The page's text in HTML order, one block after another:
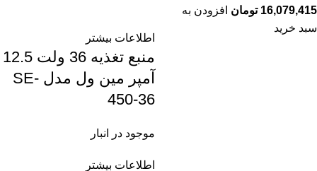
16,079,415 تومان افزودن به
سبد خرید
اطلاعات بیشتر
منبع تغذیه 36 ولت 12.5
آمپر مین ول مدل SE-
450-36
موجود در انبار
اطلاعات بیشتر